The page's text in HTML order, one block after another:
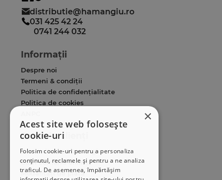
×
Acest site web folosește
cookie-uri
Folosim cookie-uri pentru a personaliza
conținutul, reclamele și pentru a ne analiza
traficul. De asemenea, împărtășim
distributie@hamangiu.ro
031 425 42 24
0741 244 032
Informații
Despre noi
Termeni & condiții
Politica de confidențialitate
Politica de cookies
Serviciu clienți
Comunitatea Hamangiu
Cum comand online
Modalități de plată